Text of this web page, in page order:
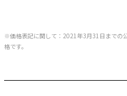
※価格表記に関して：2021年3月31日までの
格です。